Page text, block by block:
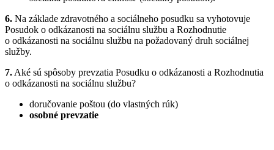
6. Na základe zdravotného a sociálneho posudku sa vyhotovuje
Posudok o odkázanosti na sociálnu službu a Rozhodnutie
o odkázanosti na sociálnu službu na požadovaný druh sociálnej
služby.
7. Aké sú spôsoby prevzatia Posudku o odkázanosti a Rozhodnutia
o odkázanosti na sociálnu službu?
doručovanie poštou (do vlastných rúk)
osobné prevzatie